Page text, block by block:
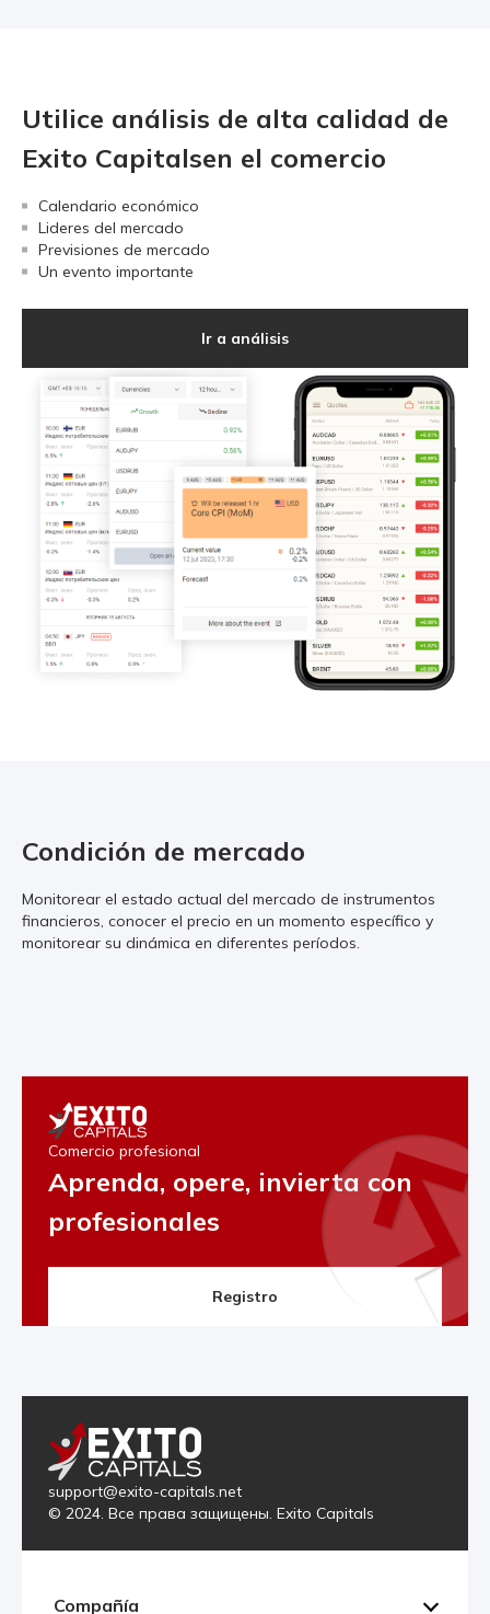
Utilice análisis de alta calidad de
Exito Capitalsen el comercio
Calendario económico
Lideres del mercado
Previsiones de mercado
Un evento importante
Ir a análisis
Condición de mercado
Monitorear el estado actual del mercado de instrumentos
financieros, conocer el precio en un momento específico y
monitorear su dinámica en diferentes períodos.
Comercio profesional
Aprenda, opere, invierta con
profesionales
Registro
support@exito-capitals.net
© 2024. Все права защищены. Exito Capitals
Compañía